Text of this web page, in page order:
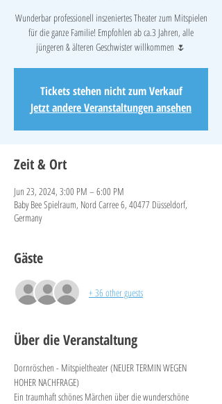
Wunderbar professionell inszeniertes Theater zum Mitspielen
für die ganze Familie! Empfohlen ab ca.3 Jahren, alle
jüngeren & älteren Geschwister willkommen 🌷
Tickets stehen nicht zum Verkauf
Jetzt andere Veranstaltungen ansehen
Zeit & Ort
Jun 23, 2024, 3:00 PM – 6:00 PM
Baby Bee Spielraum, Nord Carree 6, 40477 Düsseldorf,
Germany
Gäste
+ 36 other guests
Über die Veranstaltung
Dornröschen - Mitspieltheater (NEUER TERMIN WEGEN
HOHER NACHFRAGE)
Ein traumhaft schönes Märchen über die wunderschöne